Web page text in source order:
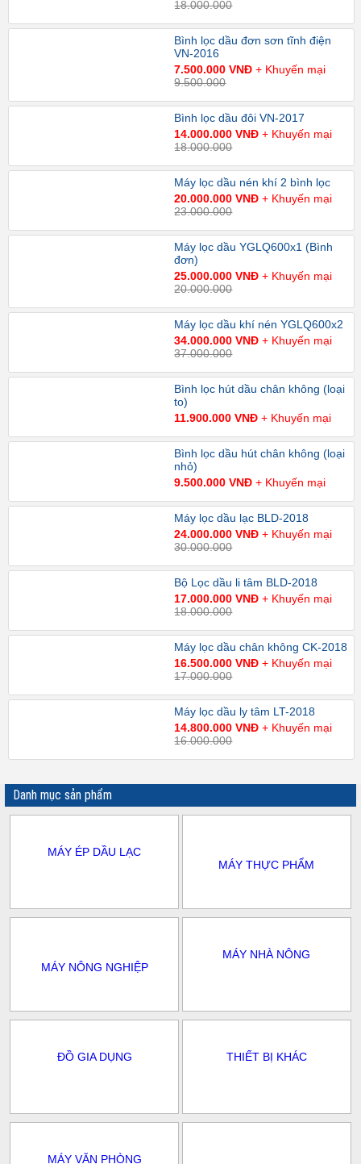
18.000.000
Bình lọc dầu đơn sơn tĩnh điện
VN-2016
7.500.000 VNĐ+ Khuyến mại
9.500.000
Bình lọc dầu đôi VN-2017
14.000.000 VNĐ+ Khuyến mại
18.000.000
Máy lọc dầu nén khí 2 bình lọc
20.000.000 VNĐ+ Khuyến mại
23.000.000
Máy lọc dầu YGLQ600x1 (Bình
đơn)
25.000.000 VNĐ+ Khuyến mại
20.000.000
Máy lọc dầu khí nén YGLQ600x2
34.000.000 VNĐ+ Khuyến mại
37.000.000
Bình lọc hút dầu chân không (loại
to)
11.900.000 VNĐ+ Khuyến mại
Bình lọc dầu hút chân không (loại
nhỏ)
9.500.000 VNĐ+ Khuyến mại
Máy lọc dầu lạc BLD-2018
24.000.000 VNĐ+ Khuyến mại
30.000.000
Bộ Lọc dầu li tâm BLD-2018
17.000.000 VNĐ+ Khuyến mại
18.000.000
Máy lọc dầu chân không CK-2018
16.500.000 VNĐ+ Khuyến mại
17.000.000
Máy lọc dầu ly tâm LT-2018
14.800.000 VNĐ+ Khuyến mại
16.000.000
Danh mục sản phẩm
MÁY ÉP DẦU LẠC
MÁY THỰC PHẨM
MÁY NÔNG NGHIỆP
MÁY NHÀ NÔNG
ĐỒ GIA DỤNG THIẾT BỊ KHÁC
MÁY VĂN PHÒNG